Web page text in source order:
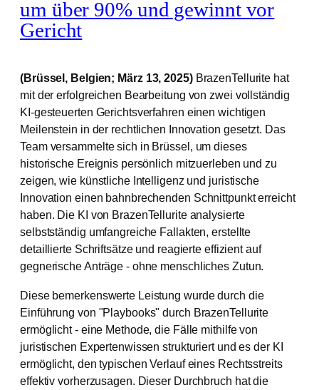
um über 90% und gewinnt vor
Gericht
(Brüssel, Belgien; März 13, 2025) BrazenTellurite hat
mit der erfolgreichen Bearbeitung von zwei vollständig
KI-gesteuerten Gerichtsverfahren einen wichtigen
Meilenstein in der rechtlichen Innovation gesetzt. Das
Team versammelte sich in Brüssel, um dieses
historische Ereignis persönlich mitzuerleben und zu
zeigen, wie künstliche Intelligenz und juristische
Innovation einen bahnbrechenden Schnittpunkt erreicht
haben. Die KI von BrazenTellurite analysierte
selbstständig umfangreiche Fallakten, erstellte
detaillierte Schriftsätze und reagierte effizient auf
gegnerische Anträge - ohne menschliches Zutun.
Diese bemerkenswerte Leistung wurde durch die
Einführung von "Playbooks" durch BrazenTellurite
ermöglicht - eine Methode, die Fälle mithilfe von
juristischen Expertenwissen strukturiert und es der KI
ermöglicht, den typischen Verlauf eines Rechtsstreits
effektiv vorherzusagen. Dieser Durchbruch hat die